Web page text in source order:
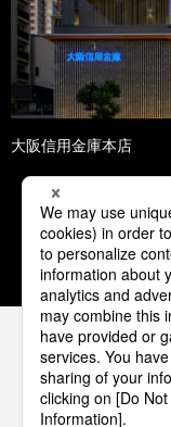
大阪信用金庫本店
1 2
パナソニ